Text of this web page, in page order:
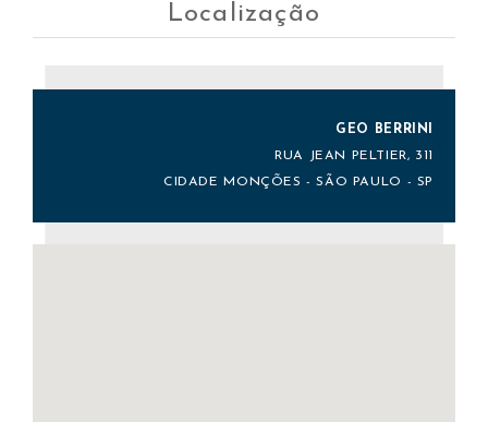
Localização
GEO BERRINI
RUA JEAN PELTIER, 311
CIDADE MONÇÕES - SÃO PAULO - SP